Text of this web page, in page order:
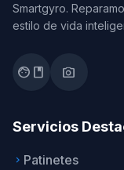
Smartgyro.
estilo de vida
facebook photo_camera
Servicios
keyboard_arrow_right Patinetes